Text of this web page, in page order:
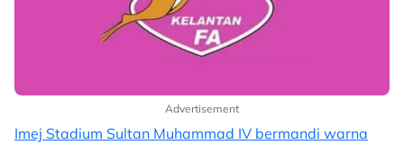
Advertisement
Imej Stadium Sultan Muhammad IV bermandi warna